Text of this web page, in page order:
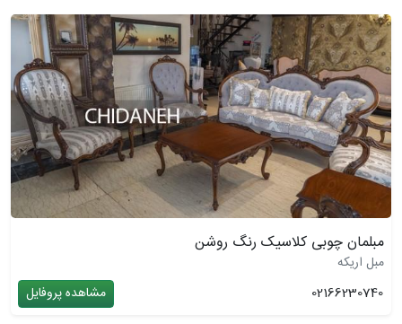
مبلمان چوبی کلاسیک رنگ روشن
مبل اریکه
02166230740
مشاهده پروفایل